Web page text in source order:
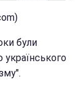
були